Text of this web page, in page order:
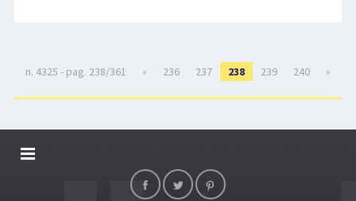
n. 4325 - pag. 238/361 « 236 237 238 239 240 »
DALLARIVOLLEY SOSTIENE